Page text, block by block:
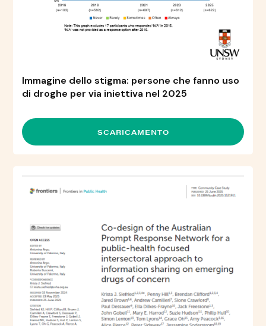
Immagine dello stigma: persone che fanno uso
di droghe per via iniettiva nel 2025
SCARICAMENTO